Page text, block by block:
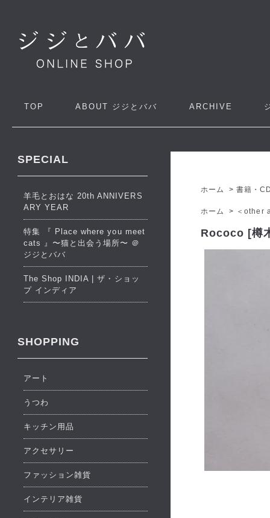
TOP ABOUT ジジとババ ARCHIVE
ホーム >書籍・
ホーム > ＜other
Rococo [樽
SPECIAL
羊毛とおはな 20th ANNIVERS
ARY YEAR
特集 『 Place where you meet
cats 』〜猫と出会う場所〜 ＠
ジジとババ
The Shop INDIA | ザ・ショッ
プ インディア
SHOPPING
アート
うつわ
キッチン用品
アクセサリー
ファッション雑貨
インテリア雑貨